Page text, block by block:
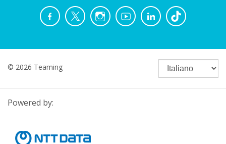
© 2026 Teaming
Powered by: